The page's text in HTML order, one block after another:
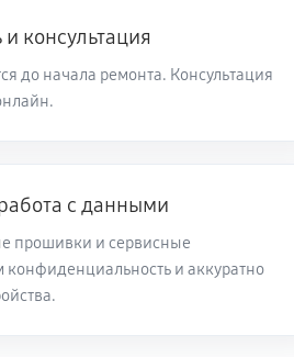
минут Заказать
минут
минут
консультация
до начала ремонта. Консультация
с данными
прошивки и сервисные
и аккуратно